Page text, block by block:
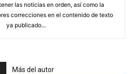
las noticias en orden, así como la
correcciones en el contenido de texto
ya publicado...
Más del autor